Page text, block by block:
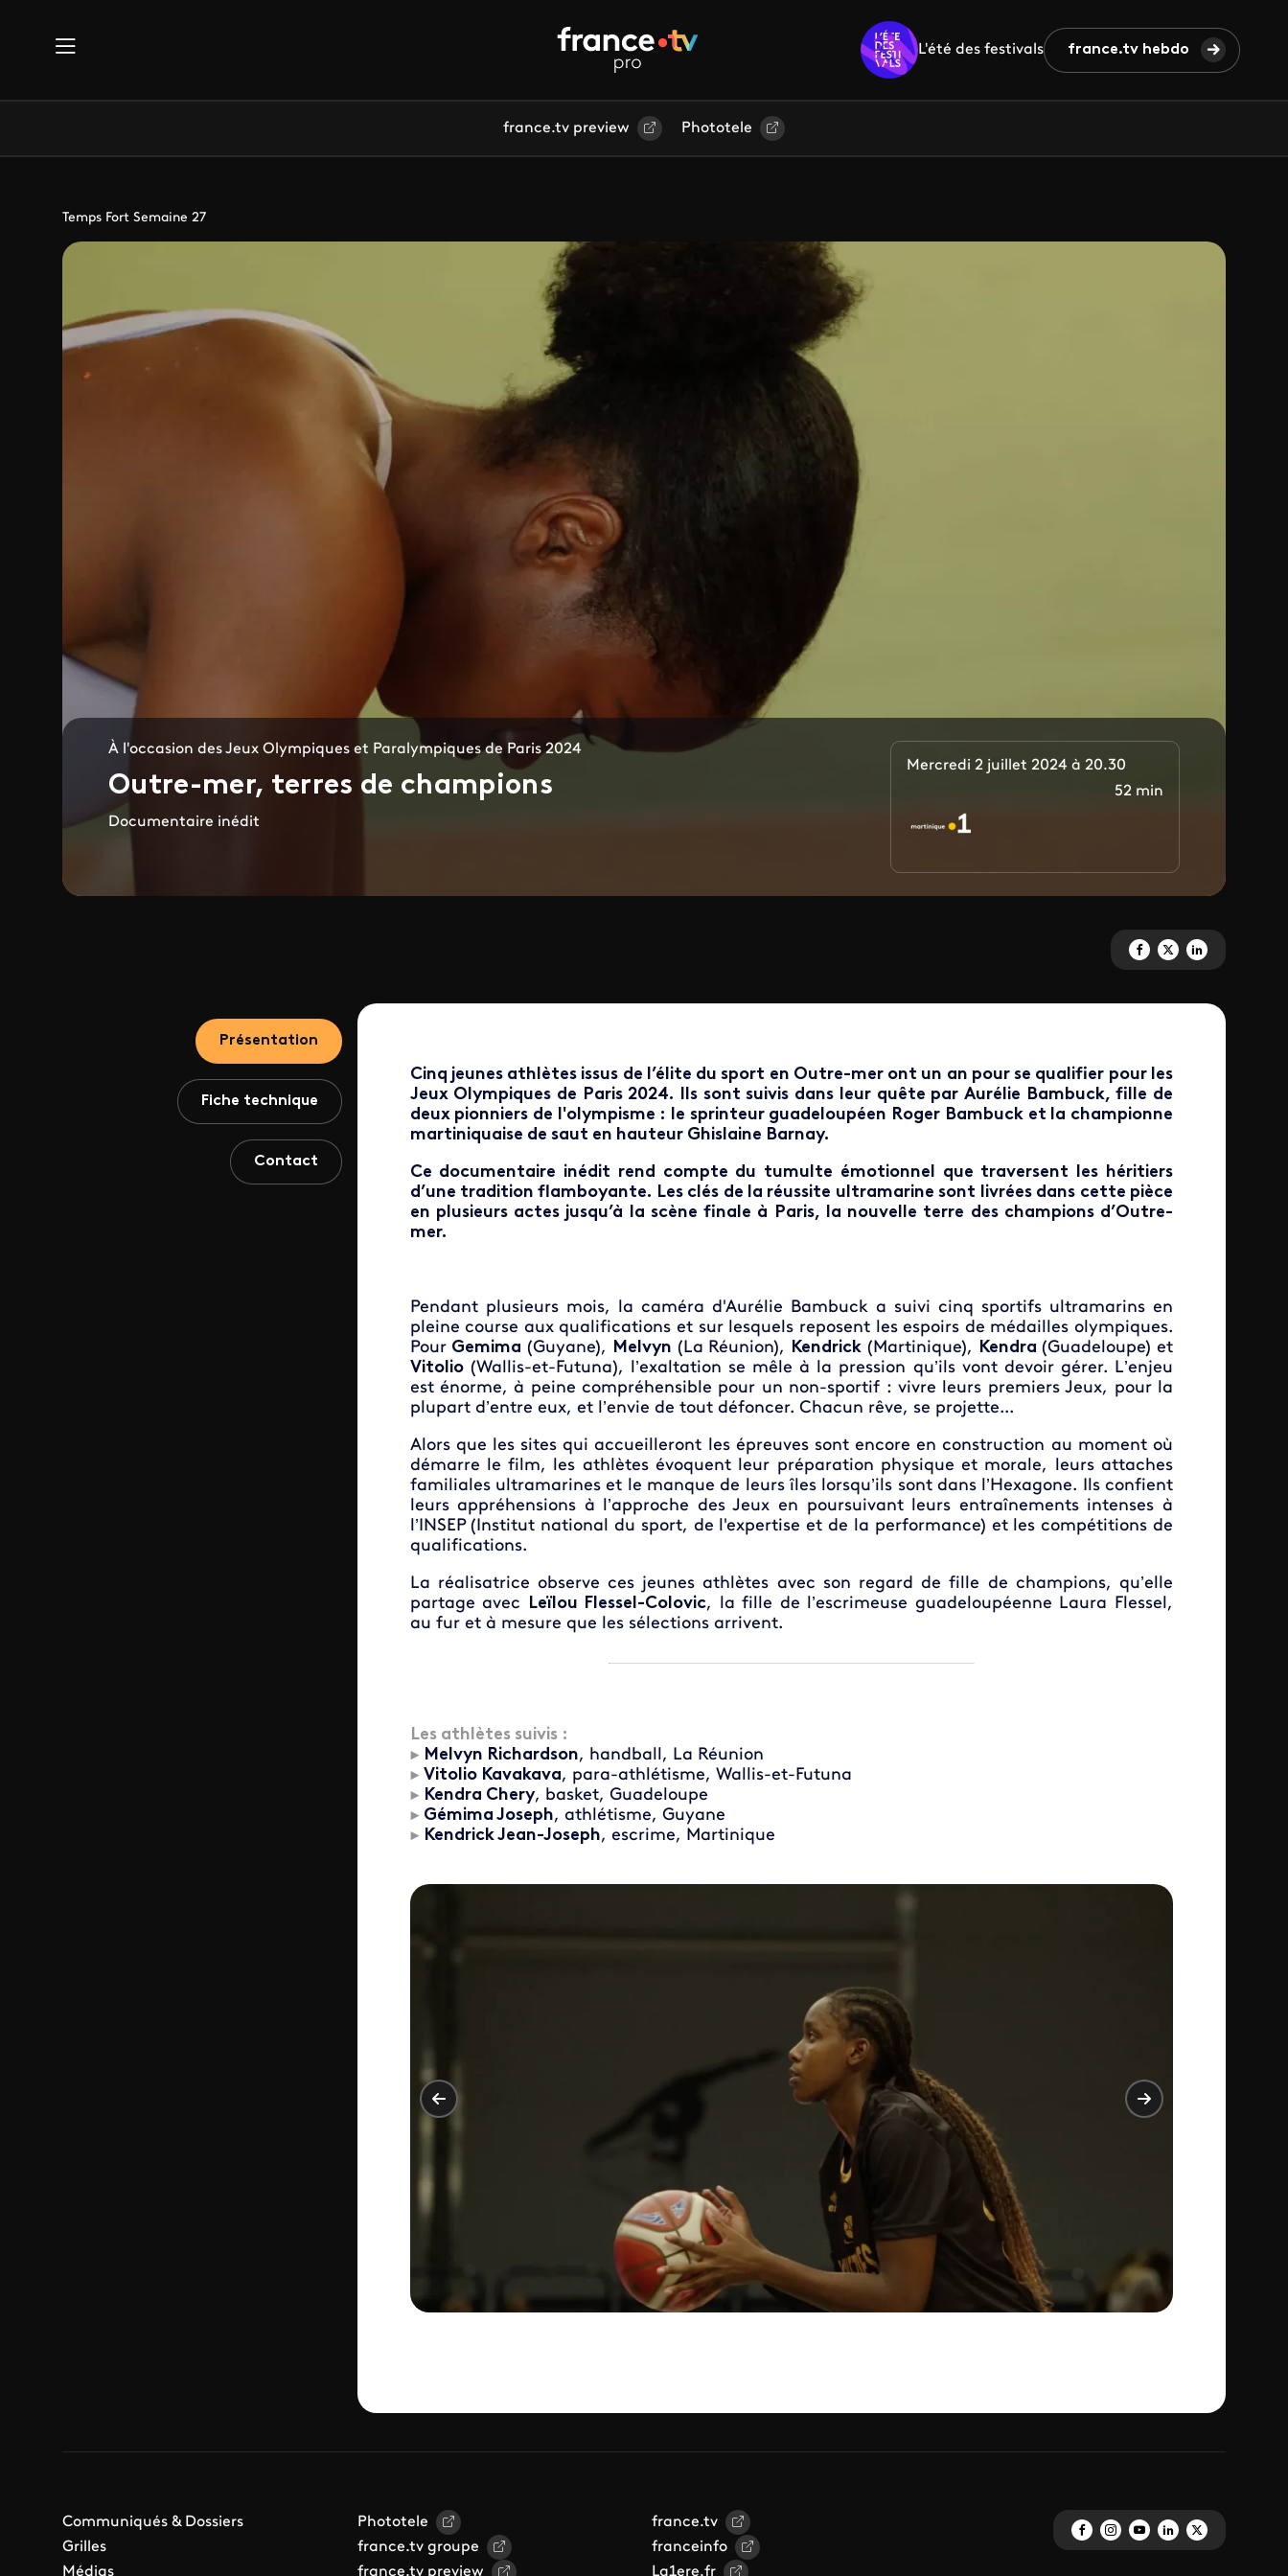
L'été des festivals france.tv hebdo
france.tv preview Phototele
Temps Fort Semaine 27
À l'occasion des Jeux Olympiques et Paralympiques de Paris 2024
Outre-mer, terres de champions
Documentaire inédit
Mercredi 2 juillet 2024 à 20.30
52 min
Partagez 'Outre-mer, terres
Partagez 'Outre-mer,
Partagez 'Outre-
Présentation
Fiche technique
Contact
Cinq jeunes athlètes issus de l’élite du sport en Outre-mer ont un an pour se qualifier pour les
Jeux Olympiques de Paris 2024. Ils sont suivis dans leur quête par Aurélie Bambuck, fille de
deux pionniers de l'olympisme : le sprinteur guadeloupéen Roger Bambuck et la championne
martiniquaise de saut en hauteur Ghislaine Barnay.
Ce documentaire inédit rend compte du tumulte émotionnel que traversent les héritiers
d’une tradition flamboyante. Les clés de la réussite ultramarine sont livrées dans cette pièce
en plusieurs actes jusqu’à la scène finale à Paris, la nouvelle terre des champions d’Outre-
mer.
Pendant plusieurs mois, la caméra d'Aurélie Bambuck a suivi cinq sportifs ultramarins en
pleine course aux qualifications et sur lesquels reposent les espoirs de médailles olympiques.
Pour Gemima (Guyane), Melvyn (La Réunion), Kendrick (Martinique), Kendra (Guadeloupe) et
Vitolio(Wallis-et-Futuna), l’exaltation se mêle à la pression qu’ils vont devoir gérer. L’enjeu
est énorme, à peine compréhensible pour un non-sportif : vivre leurs premiers Jeux, pour la
plupart d’entre eux, et l’envie de tout défoncer. Chacun rêve, se projette...
Alors que les sites qui accueilleront les épreuves sont encore en construction au moment où
démarre le film, les athlètes évoquent leur préparation physique et morale, leurs attaches
familiales ultramarines et le manque de leurs îles lorsqu’ils sont dans l’Hexagone. Ils confient
leurs appréhensions à l’approche des Jeux en poursuivant leurs entraînements intenses à
l’INSEP (Institut national du sport, de l'expertise et de la performance) et les compétitions de
qualifications.
La réalisatrice observe ces jeunes athlètes avec son regard de fille de champions, qu’elle
partage avec Leïlou Flessel-Colovic, la fille de l’escrimeuse guadeloupéenne Laura Flessel,
au fur et à mesure que les sélections arrivent.
Les athlètes suivis :
► Melvyn Richardson, handball, La Réunion
► Vitolio Kavakava, para-athlétisme, Wallis-et-Futuna
► Kendra Chery, basket, Guadeloupe
► Gémima Joseph, athlétisme, Guyane
► Kendrick Jean-Joseph, escrime, Martinique
Communiqués & Dossiers
Grilles
Médias
Phototele
france.tv groupe
france.tv preview
france.tv
franceinfo
La1ere.fr